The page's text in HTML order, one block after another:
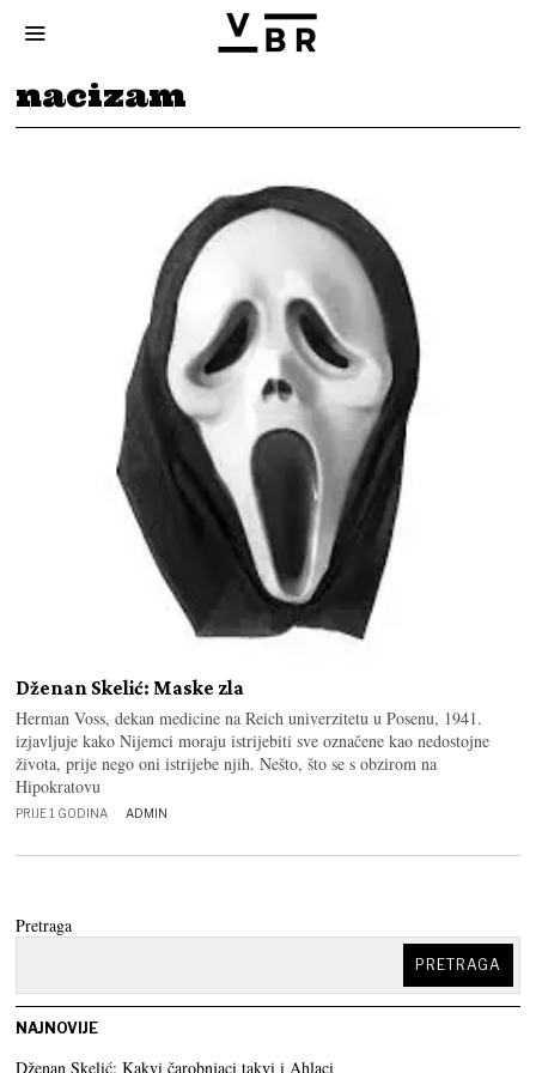
nacizam
Dženan Skelić: Maske zla
Herman Voss, dekan medicine na Reich univerzitetu u Posenu, 1941.
izjavljuje kako Nijemci moraju istrijebiti sve označene kao nedostojne
života, prije nego oni istrijebe njih. Nešto, što se s obzirom na
Hipokratovu
PRIJE 1 GODINA ADMIN
Pretraga
PRETRAGA
NAJNOVIJE
Dženan Skelić: Kakvi čarobnjaci takvi i Ahlaci